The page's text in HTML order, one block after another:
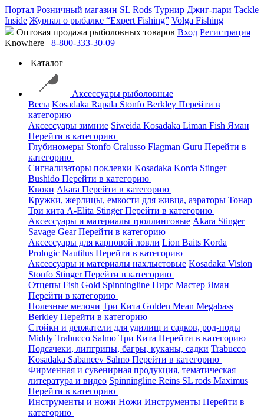
Портал Розничный магазин SL Rods Турнир Джиг-пари Tackle
Inside Журнал о рыбалке “Expert Fishing” Volga Fishing
Оптовая продажа рыболовных товаров Вход Регистрация
Knowhere
8-800-333-30-09
Каталог
Аксессуары рыболовные
Весы Kosadaka Rapala Stonfo Berkley Перейти в
категорию
Аксессуары зимние Siweida Kosadaka Liman Fish Яман
Перейти в категорию
Глубиномеры Stonfo Cralusso Flagman Guru Перейти в
категорию
Сигнализаторы поклевки Kosadaka Korda Stinger
Bushido Перейти в категорию
Квоки Akara Перейти в категорию
Кружки, жерлицы, емкости для живца, аэраторы Тонар
Три кита A-Elita StingerПерейти в категорию
Аксессуары и материалы троллинговые Akara Stinger
Savage GearПерейти в категорию
Аксессуары для карповой ловли Lion Baits Korda
Prologic Nautilus Перейти в категорию
Аксессуары и материалы нахлыстовые Kosadaka Vision
Stonfo StingerПерейти в категорию
Отцепы Fish Gold Spinningline Пирс Мастер Яман
Перейти в категорию
Полезные мелочи Три Кита Golden Mean Megabass
Berkley Перейти в категорию
Стойки и держатели для удилищ и садков, род-поды
Middy Trabucco Salmo Три Кита Перейти в категорию
Подсачеки, липгрипы, багры, куканы, садки Trabucco
Kosadaka Sabaneev Salmo Перейти в категорию
Фирменная и сувенирная продукция, тематическая
литература и видео Spinningline Reins SL rods Maximus
Перейти в категорию
Инструменты и ножи Ножи Инструменты Перейти в
категорию